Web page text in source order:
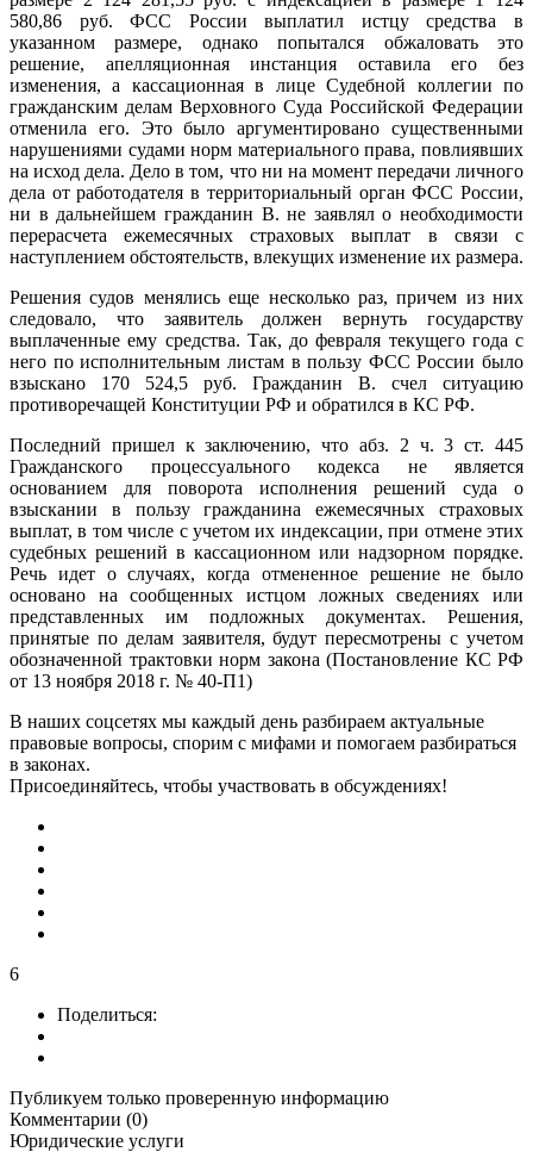
580,86 руб. ФСС России выплатил истцу средства в
указанном размере, однако попытался обжаловать это
решение, апелляционная инстанция оставила его без
изменения, а кассационная в лице Судебной коллегии по
гражданским делам Верховного Суда Российской Федерации
отменила его. Это было аргументировано существенными
нарушениями судами норм материального права, повлиявших
на исход дела. Дело в том, что ни на момент передачи личного
дела от работодателя в территориальный орган ФСС России,
ни в дальнейшем гражданин В. не заявлял о необходимости
перерасчета ежемесячных страховых выплат в связи с
наступлением обстоятельств, влекущих изменение их размера.
Решения судов менялись еще несколько раз, причем из них
следовало, что заявитель должен вернуть государству
выплаченные ему средства. Так, до февраля текущего года с
него по исполнительным листам в пользу ФСС России было
взыскано 170 524,5 руб. Гражданин В. cчел ситуацию
противоречащей Конституции РФ и обратился в КС РФ.
Последний пришел к заключению, что абз. 2 ч. 3 ст. 445
Гражданского процессуального кодекса не является
основанием для поворота исполнения решений суда о
взыскании в пользу гражданина ежемесячных страховых
выплат, в том числе с учетом их индексации, при отмене этих
судебных решений в кассационном или надзорном порядке.
Речь идет о случаях, когда отмененное решение не было
основано на сообщенных истцом ложных сведениях или
представленных им подложных документах. Решения,
принятые по делам заявителя, будут пересмотрены с учетом
обозначенной трактовки норм закона (Постановление КС РФ
от 13 ноября 2018 г. № 40-П1)
В наших соцсетях мы каждый день разбираем актуальные
правовые вопросы, спорим с мифами и помогаем разбираться
в законах.
Присоединяйтесь, чтобы участвовать в обсуждениях!
6
Поделиться:
Публикуем только проверенную информацию
Комментарии (0)
Юридические услуги